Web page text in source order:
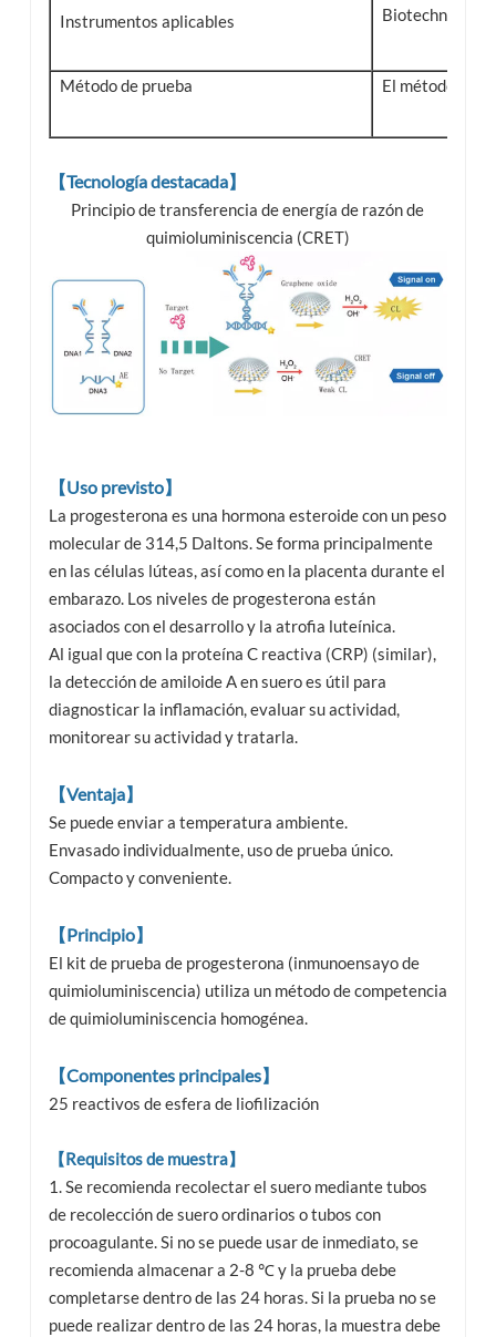
Instrumentos aplicables
Biotechnology
Método de prueba El método de
【Tecnología destacada】
Principio de transferencia de energía de razón de
quimioluminiscencia (CRET)
【Uso previsto】
La progesterona es una hormona esteroide con un peso
molecular de 314,5 Daltons. Se forma principalmente
en las células lúteas, así como en la placenta durante el
embarazo. Los niveles de progesterona están
asociados con el desarrollo y la atrofia luteínica.
Al igual que con la proteína C reactiva (CRP) (similar),
la detección de amiloide A en suero es útil para
diagnosticar la inflamación, evaluar su actividad,
monitorear su actividad y tratarla.
【Ventaja】
Se puede enviar a temperatura ambiente.
Envasado individualmente, uso de prueba único.
Compacto y conveniente.
【Principio】
El kit de prueba de progesterona (inmunoensayo de
quimioluminiscencia) utiliza un método de competencia
de quimioluminiscencia homogénea.
【Componentes principales】
25 reactivos de esfera de liofilización
【Requisitos de muestra】
1. Se recomienda recolectar el suero mediante tubos
de recolección de suero ordinarios o tubos con
procoagulante. Si no se puede usar de inmediato, se
recomienda almacenar a 2-8 ℃ y la prueba debe
completarse dentro de las 24 horas. Si la prueba no se
puede realizar dentro de las 24 horas, la muestra debe